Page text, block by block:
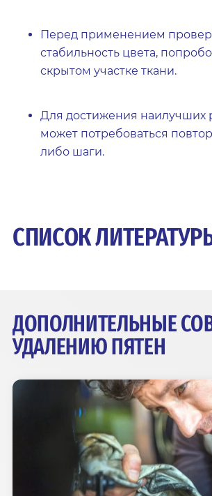
Перед применением
стабильность цвета,
скрытом участке ткани.
Для достижения наилучших
может потребоваться
либо шаги.
СПИСОК
ДОПОЛНИТЕЛЬНЫЕ
УДАЛЕНИЮ ПЯТЕН